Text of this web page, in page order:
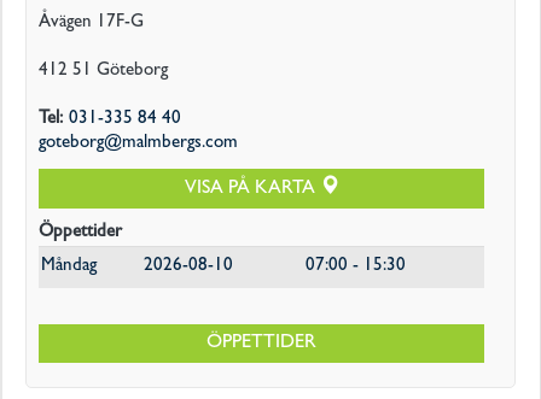
Åvägen 17F-G
412 51 Göteborg
Tel: 031-335 84 40
goteborg@malmbergs.com
VISA PÅ KARTA
Öppettider
Måndag
2026-08-10 07:00 - 15:30
ÖPPETTIDER